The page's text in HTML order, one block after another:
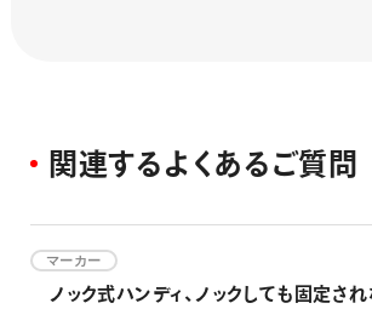
関 連する よ く ある ご質 問
マーカー
ノック式ハンディ、ノックしても固定され